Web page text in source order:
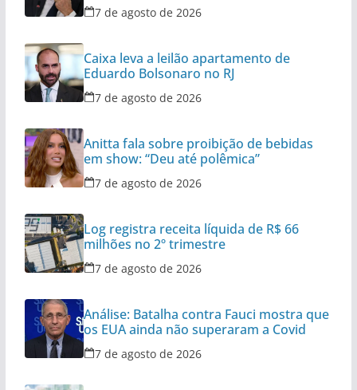
7 de agosto de 2026
Caixa leva a leilão apartamento de
Eduardo Bolsonaro no RJ
7 de agosto de 2026
Anitta fala sobre proibição de bebidas
em show: “Deu até polêmica”
7 de agosto de 2026
Log registra receita líquida de R$ 66
milhões no 2º trimestre
7 de agosto de 2026
Análise: Batalha contra Fauci mostra que
os EUA ainda não superaram a Covid
7 de agosto de 2026